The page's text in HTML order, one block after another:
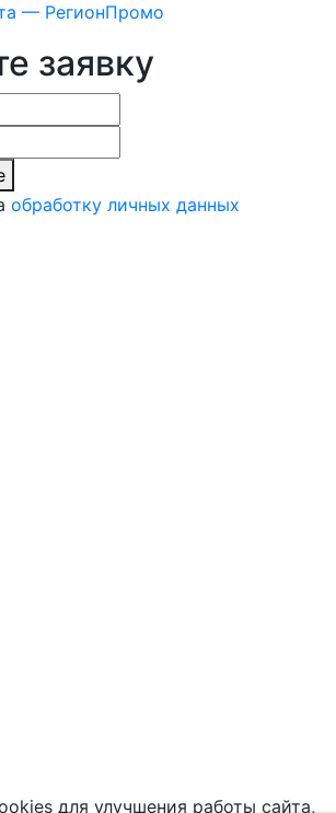
— РегионПромо
заявку
обработку личных данных
для улучшения работы сайта,